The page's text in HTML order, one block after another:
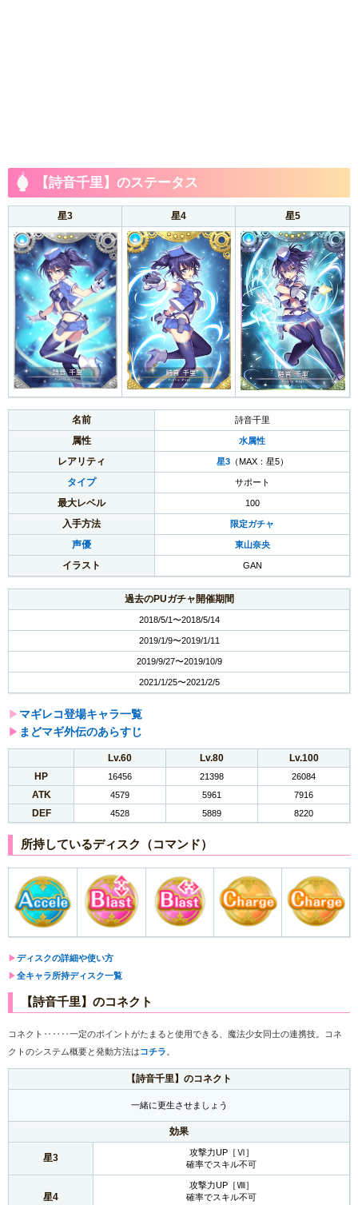
【詩音千里】のステータス
星3 星4 星5
名前 詩音千里
属性 水属性
レアリティ 星3（MAX：星5）
タイプ サポート
最大レベル 100
入手方法 限定ガチャ
声優 東山奈央
イラスト GAN
過去のPUガチャ開催期間
2018/5/1〜2018/5/14
2019/1/9〜2019/1/11
2019/9/27〜2019/10/9
2021/1/25〜2021/2/5
▶︎ マギレコ登場キャラ一覧
▶︎ まどマギ外伝のあらすじ
Lv.60 Lv.80
Lv.100
HP
16456 21398 26084
ATK 4579 5961 7916
DEF 4528 5889 8220
所持しているディスク（コマンド）
▶︎ディスクの詳細や使い方
▶︎全キャラ所持ディスク一覧
【詩音千里】のコネクト
コネクト‥‥‥一定のポイントがたまると使用できる、魔法少女同士の連携技。コネ
クトのシステム概要と発動方法はコチラ
【詩音千里】のコネクト
一緒に更生させましょう
効果
星3
攻撃力UP［Ⅵ］
確率でスキル不可
星4
攻撃力UP［Ⅷ］
確率でスキル不可